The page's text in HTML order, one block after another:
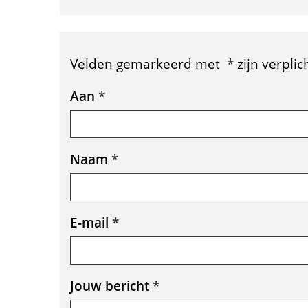
l
n
k
r
s
t
Velden gemarkeerd met *zijn
Uw
gegevens
Aan *
Naam *
E-mail *
Jouw bericht*